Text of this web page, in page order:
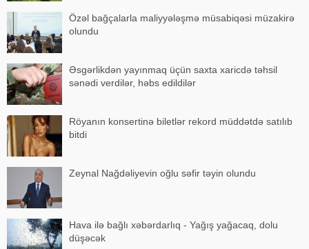
Özəl bağçalarla maliyyələşmə müsabiqəsi müzakirə
olundu
Əsgərlikdən yayınmaq üçün saxta xaricdə təhsil
sənədi verdilər, həbs edildilər
Röyanın konsertinə biletlər rekord müddətdə satılıb
bitdi
Zeynal Nağdəliyevin oğlu səfir təyin olundu
Hava ilə bağlı xəbərdarlıq - Yağış yağacaq, dolu
düşəcək